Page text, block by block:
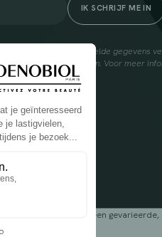
Cooper(1) de verzamelde gegevens
en aanbiedingen. Voor meer
hier
227 636
als onderdeel van een